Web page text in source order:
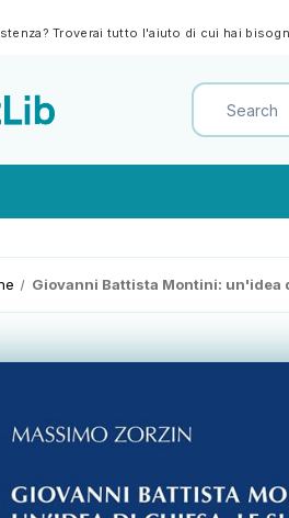
Troverai tutto l'aiuto di cui hai
Giovanni Battista Montini: un'idea